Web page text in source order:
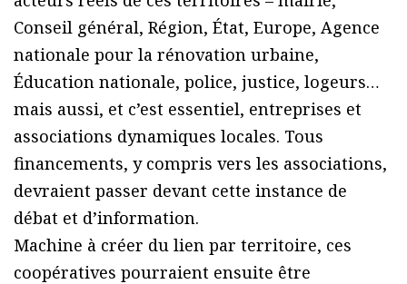
Conseil général, Région, État, Europe, Agence
nationale pour la rénovation urbaine,
Éducation nationale, police, justice, logeurs…
mais aussi, et c’est essentiel, entreprises et
associations dynamiques locales. Tous
financements, y compris vers les associations,
devraient passer devant cette instance de
débat et d’information.
Machine à créer du lien par territoire, ces
coopératives pourraient ensuite être